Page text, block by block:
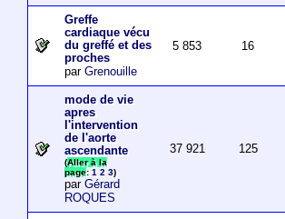
Greffe
cardiaque vécu
du greffé et des
proches
par Grenouille
5 853 16
mode de vie
apres
l'intervention
de l'aorte
ascendante
(Aller à la
page: 1 2 3)
par Gérard
ROQUES
37 921 125